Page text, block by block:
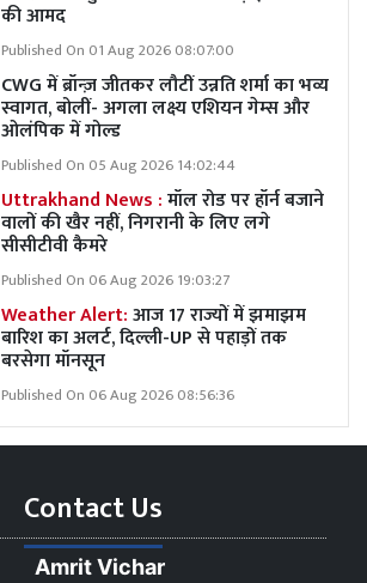
की आमद
Published On 01 Aug 2026 08:07:00
CWG में ब्रॉन्ज़ जीतकर लौटीं उन्नति शर्मा का भव्य
स्वागत, बोलीं- अगला लक्ष्य एशियन गेम्स और
ओलंपिक में गोल्ड
Published On 05 Aug 2026 14:02:44
Uttrakhand News :मॉल रोड पर हॉर्न बजाने
वालों की खैर नहीं, निगरानी के लिए लगे
सीसीटीवी कैमरे
Published On 06 Aug 2026 19:03:27
Weather Alert:आज 17 राज्यों में झमाझम
बारिश का अलर्ट, दिल्ली-UP से पहाड़ों तक
बरसेगा मॉनसून
Published On 06 Aug 2026 08:56:36
Contact Us
Amrit Vichar